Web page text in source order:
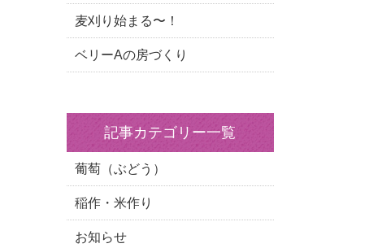
麦刈り始まる〜！
ベリーAの房づくり
記事カテゴリー一覧
葡萄（ぶどう）
稲作・米作り
お知らせ